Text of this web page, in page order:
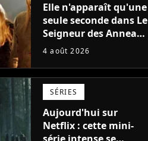
Elle n'apparaît qu'une
seule seconde dans Le
Seigneur des Anneaux
: avez-vous reconnu
cinéma dans la saga ?
4 août 2026
SÉRIES
Aujourd'hui sur
Netflix : cette mini-